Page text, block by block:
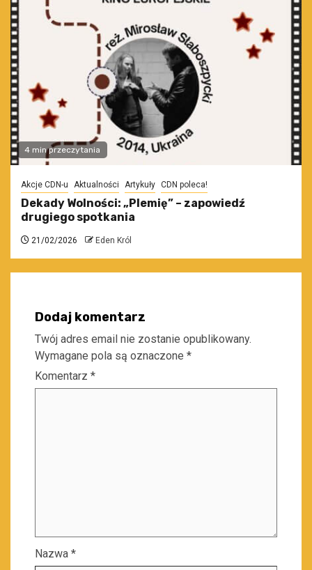
4 min przeczytania
Akcje CDN-u Aktualności Artykuły CDN poleca!
Dekady Wolności: „Plemię” – zapowiedź
drugiego spotkania
21/02/2026 Eden Król
Dodaj komentarz
Twój adres email nie zostanie opublikowany.
Wymagane pola są oznaczone *
Komentarz *
Nazwa *